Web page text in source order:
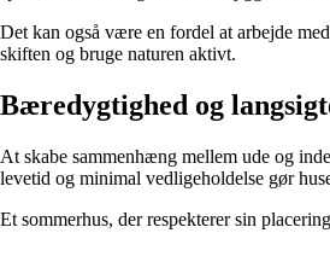
Det kan også være en fordel at arbejde
skiften og bruge naturen aktivt.
Bæredygtighed og
At skabe sammenhæng mellem ude og
levetid og minimal vedligeholdelse gør
Et sommerhus, der respekterer sin